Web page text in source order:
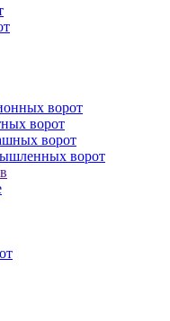
ворот
ворот
ворот
ворот